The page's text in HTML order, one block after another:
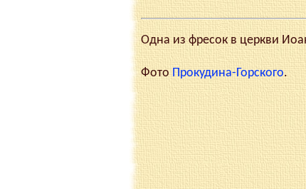
Одна из фресок в церкви
Фото Прокудина-Горского.